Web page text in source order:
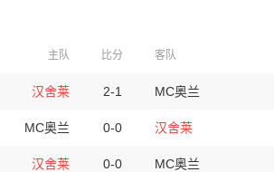
主队 比分 客队
汉舍莱 2-1 MC奥兰
MC奥兰 0-0 汉舍莱
汉舍莱 0-0 MC奥兰